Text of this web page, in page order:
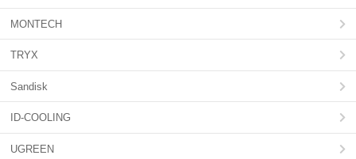
MONTECH
TRYX
Sandisk
ID-COOLING
UGREEN